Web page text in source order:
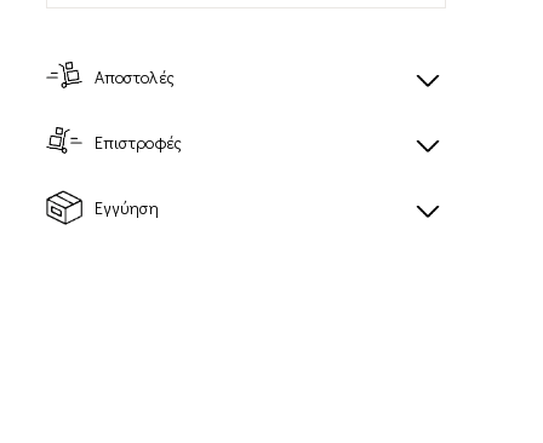
Αποστολές
Επιστροφές
Εγγύηση
AMPHIB
Unisex Sportstyle
Unisex Sportstyle